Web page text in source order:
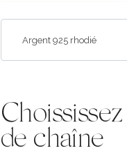
de chaîne